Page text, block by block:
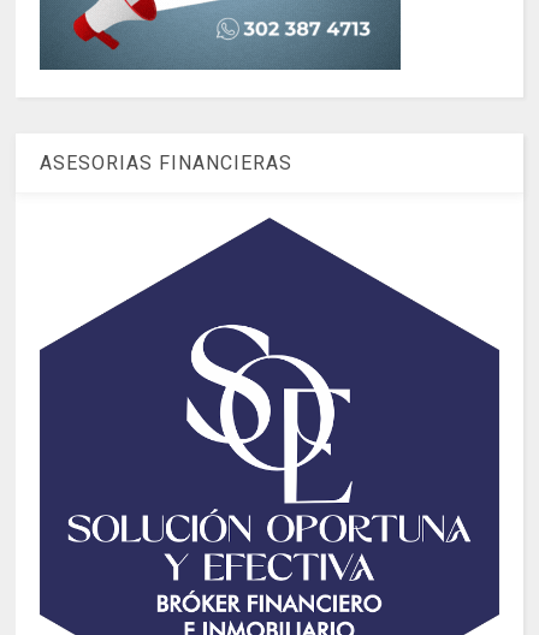
ASESORIAS FINANCIERAS